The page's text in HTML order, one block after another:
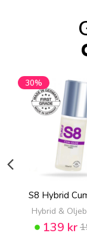
30%
S8 Hybrid
Hybrid &
139 kr